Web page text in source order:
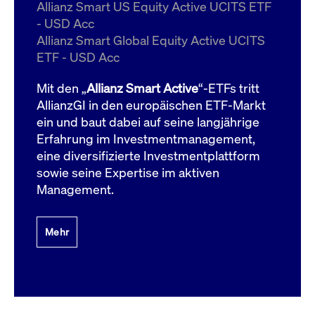
Allianz Smart US Equity Active UCITS ETF
- USD Acc
Allianz Smart Global Equity Active UCITS
ETF - USD Acc
Mit den „Allianz Smart Active“-ETFs tritt
AllianzGI in den europäischen ETF-Markt
ein und baut dabei auf seine langjährige
Erfahrung im Investmentmanagement,
eine diversifizierte Investmentplattform
sowie seine Expertise im aktiven
Management.
Mehr
ApplicationGatewayAffinityCORS
boerse.com
Domain
bis